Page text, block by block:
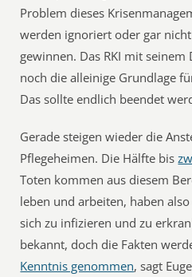
Problem dieses
werden ignoriert oder gar
gewinnen. Das RKI mit
noch die alleinige Grundlage
Das sollte endlich beendet
Gerade steigen wieder die
Pflegeheimen. Die Hälfte bis
Toten kommen aus diesem
leben und arbeiten, haben
sich zu infizieren und zu
bekannt, doch die Fakten
Kenntnis genommen, sagt